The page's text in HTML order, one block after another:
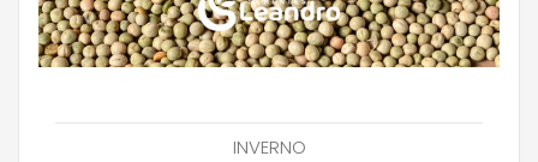
INVERNO